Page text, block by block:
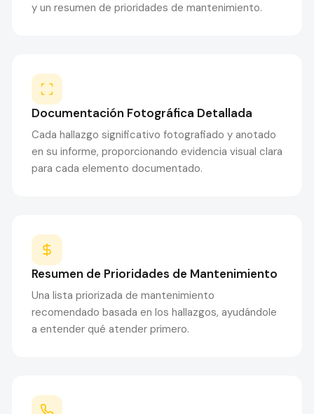
y un resumen de prioridades de mantenimiento.
Documentación Fotográfica Detallada
Cada hallazgo significativo fotografiado y anotado
en su informe, proporcionando evidencia visual clara
para cada elemento documentado.
Resumen de Prioridades de Mantenimiento
Una lista priorizada de mantenimiento
recomendado basada en los hallazgos, ayudándole
a entender qué atender primero.